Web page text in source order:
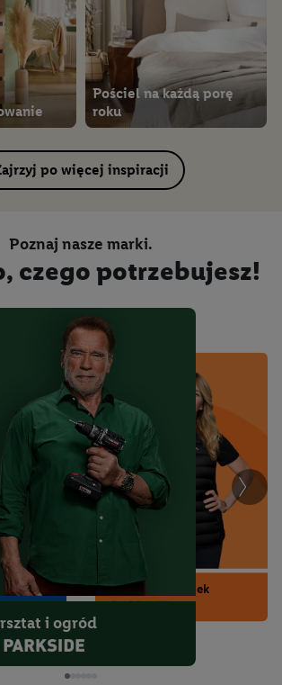
Pościel na każdą porę
roku
po więcej inspiracji
Poznaj nasze marki.
czego potrzebujesz!
i ogród
Sport i wypoczynek